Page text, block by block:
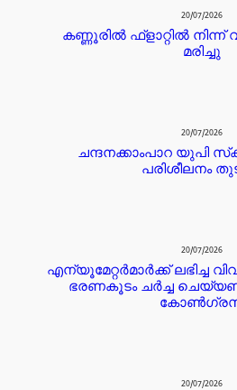
20/07/2026
കണ്ണൂരില്‍ ഫ്ളാറ്റില്‍ നിന്ന്
മരിച്ചു
20/07/2026
ചന്ദനക്കാംപാറ യുപി
പരിശീലനം
20/07/2026
എന്യൂമേറ്റർമാർക്ക് ലഭിച്ച
ഭരണകൂടം ചർച്ച
20/07/2026